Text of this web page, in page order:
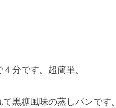
分です。超簡単。
黒糖風味の蒸しパンです。